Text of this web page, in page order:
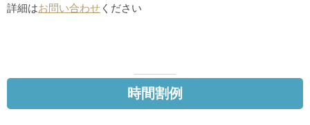
詳細はお問い合わせ ください
時間割例